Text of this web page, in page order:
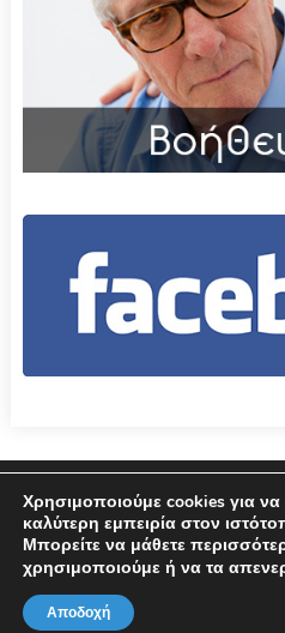
Επικοινωνία Όροι
© 2026 Δήμος
Χρησιμοποιούμε cookies για
καλύτερη εμπειρία στον
Μπορείτε να μάθετε
χρησιμοποιούμε ή να τα
Αποδοχή